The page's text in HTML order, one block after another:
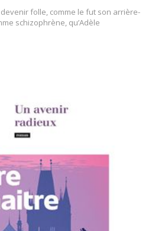
devenir folle, comme le fut son arrière-
schizophrène, qu’Adèle
LA SUITE